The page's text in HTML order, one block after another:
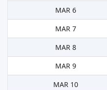
MAR 6
MAR 7
MAR 8
MAR 9
MAR 10